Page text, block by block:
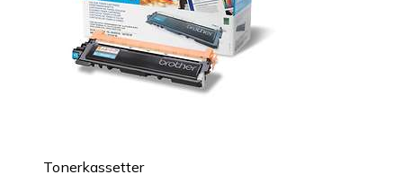
Tonerkassetter